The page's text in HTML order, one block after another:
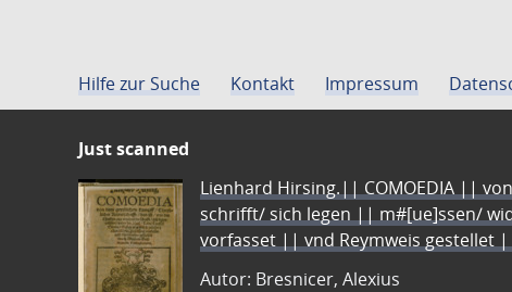
Hilfe zur Suche Kontakt Impressum
Just scanned
Lienhard Hirsing.|| COMOEDIA ||
schrifft/ sich legen || m#[ue]ssen/
vorfasset || vnd Reymweis
Autor: Bresnicer, Alexius